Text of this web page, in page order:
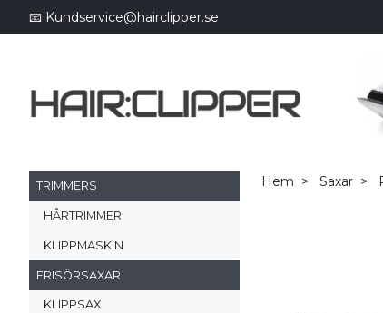
📧 Kundservice@hairclipper.se
TRIMMERS
HÅRTRIMMER
KLIPPMASKIN
FRISÖRSAXAR
KLIPPSAX
Hem Saxar